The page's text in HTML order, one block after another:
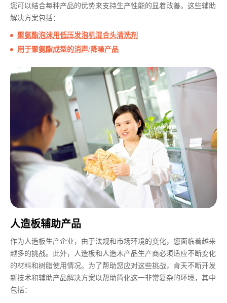
您可以结合每种产品的优势来支持生产性能的显着改善。这些辅助
解决方案包括：
聚氨酯泡沫用低压发泡机混合头清洗剂
用于聚氨酯成型的消声/降噪产品
人造板辅助产品
作为人造板生产企业，由于法规和市场环境的变化，您面临着越来
越多的挑战。此外，人造板和人造木产品生产商必须适应不断变化
的材料和树脂使用情况。为了帮助您应对这些挑战，肯天不断开发
新技术和辅助产品解决方案以帮助简化这一非常复杂的环境，其中
包括：